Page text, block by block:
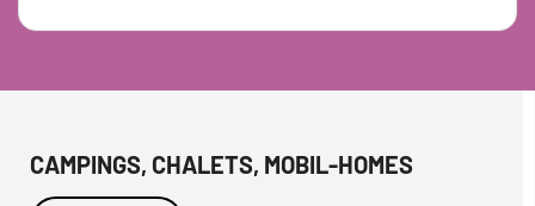
CAMPINGS, CHALETS, MOBIL-HOMES